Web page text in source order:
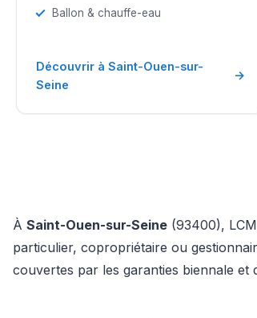
Ballon & chauffe-eau
Découvrir à Saint-Ouen-sur-
Seine
→
À Saint-Ouen-sur-Seine (93400),
particulier, copropriétaire ou
couvertes par les garanties biennale et